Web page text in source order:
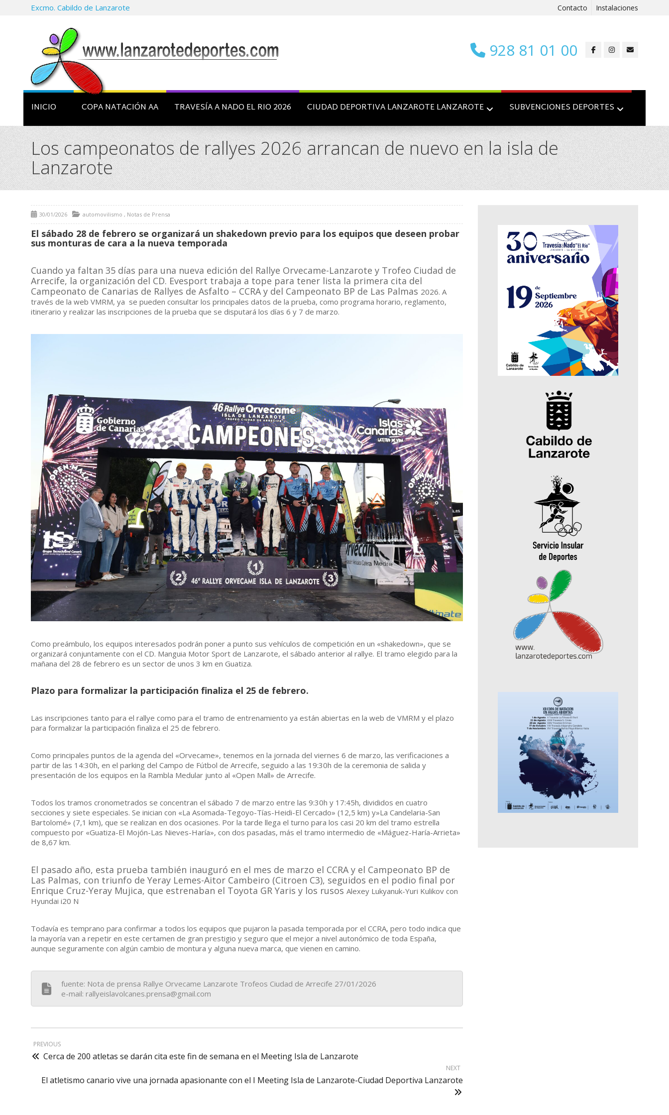
Excmo. Cabildo de Lanzarote Contacto Instalaciones
928 81 01 00
INICIO COPA NATACIÓN AA TRAVESÍA A NADO EL RIO 2026 CIUDAD DEPORTIVA LANZAROTE LANZAROTE SUBVENCIONES DEPORTES
Los campeonatos de rallyes 2026 arrancan de nuevo en la isla de
Lanzarote
30/01/2026 automovilismo , Notas de Prensa
El sábado 28 de febrero se organizará un shakedown previo para los equipos que deseen probar
sus monturas de cara a la nueva temporada
Cuando ya faltan 35 días para una nueva edición del Rallye Orvecame-Lanzarote y Trofeo Ciudad de
Arrecife, la organización del CD. Evesport trabaja a tope para tener lista la primera cita del
Campeonato de Canarias de Rallyes de Asfalto – CCRA y del Campeonato BP de Las Palmas 2026. A
través de la web VMRM, ya se pueden consultar los principales datos de la prueba, como programa horario, reglamento,
itinerario y realizar las inscripciones de la prueba que se disputará los días 6 y 7 de marzo.
Como preámbulo, los equipos interesados podrán poner a punto sus vehículos de competición en un «shakedown», que se
organizará conjuntamente con el CD. Manguia Motor Sport de Lanzarote, el sábado anterior al rallye. El tramo elegido para la
mañana del 28 de febrero es un sector de unos 3 km en Guatiza.
Plazo para formalizar la participación finaliza el 25 de febrero.
Las inscripciones tanto para el rallye como para el tramo de entrenamiento ya están abiertas en la web de VMRM y el plazo
para formalizar la participación finaliza el 25 de febrero.
Como principales puntos de la agenda del «Orvecame», tenemos en la jornada del viernes 6 de marzo, las verificaciones a
partir de las 14:30h, en el parking del Campo de Fútbol de Arrecife, seguido a las 19:30h de la ceremonia de salida y
presentación de los equipos en la Rambla Medular junto al «Open Mall» de Arrecife.
Todos los tramos cronometrados se concentran el sábado 7 de marzo entre las 9:30h y 17:45h, divididos en cuatro
secciones y siete especiales. Se inician con «La Asomada-Tegoyo-Tías-Heidi-El Cercado» (12,5 km) y»La Candelaria-San
Bartolomé» (7,1 km), que se realizan en dos ocasiones. Por la tarde llega el turno para los casi 20 km del tramo estrella
compuesto por «Guatiza-El Mojón-Las Nieves-Haría», con dos pasadas, más el tramo intermedio de «Máguez-Haría-Arrieta»
de 8,67 km.
El pasado año, esta prueba también inauguró en el mes de marzo el CCRA y el Campeonato BP de
Las Palmas, con triunfo de Yeray Lemes-Aitor Cambeiro (Citroen C3), seguidos en el podio final por
Enrique Cruz-Yeray Mujica, que estrenaban el Toyota GR Yaris y los rusos Alexey Lukyanuk-Yuri Kulikov con
Hyundai i20 N
Todavía es temprano para confirmar a todos los equipos que pujaron la pasada temporada por el CCRA, pero todo indica que
la mayoría van a repetir en este certamen de gran prestigio y seguro que el mejor a nivel autonómico de toda España,
aunque seguramente con algún cambio de montura y alguna nueva marca, que vienen en camino.
fuente: Nota de prensa Rallye Orvecame Lanzarote Trofeos Ciudad de Arrecife 27/01/2026
e-mail: rallyeislavolcanes.prensa@gmail.com
PREVIOUS
Cerca de 200 atletas se darán cita este fin de semana en el Meeting Isla de Lanzarote
NEXT
El atletismo canario vive una jornada apasionante con el I Meeting Isla de Lanzarote-Ciudad Deportiva Lanzarote